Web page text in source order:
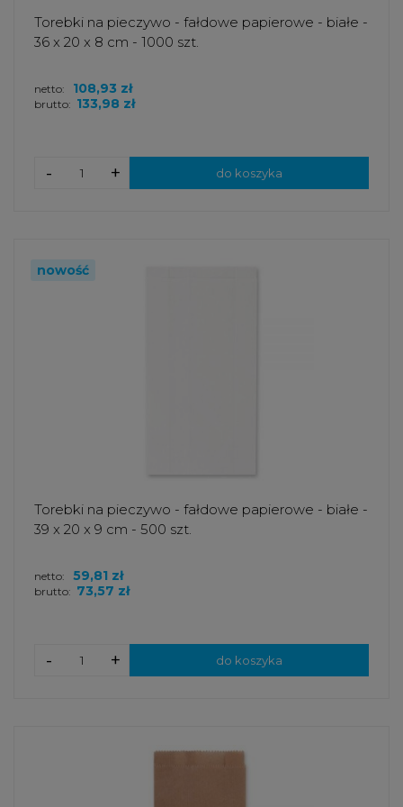
Torebki na pieczywo - fałdowe papierowe - białe -
36 x 20 x 8 cm - 1000 szt.
brutto: 133,98 zł
netto: 108,93 zł
+
- do koszyka
Torebki na pieczywo - fałdowe papierowe - białe -
39 x 20 x 9 cm - 500 szt.
brutto: 73,57 zł
netto: 59,81 zł
+
- do koszyka
nowość